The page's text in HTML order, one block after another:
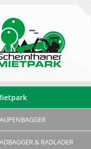
& RADLADER